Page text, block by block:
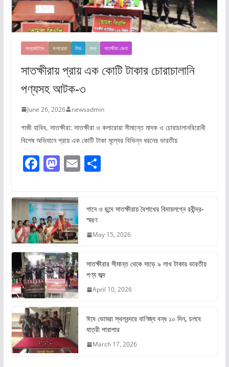
আন্তর্জাতিক কলারোয়া লিড সদর সাতক্ষীরা জেলা
সাতক্ষীরায় প্রায় এক কোটি টাকার চোরাচালানি
পণ্যসহ আটক-৩
June 26, 2026 newsadmin
গাজী হাবিব, সাতক্ষীরা: সাতক্ষীরা ও কলারোয়া সীমান্তে মাদক ও চোরাচালানবিরোধী
বিশেষ অভিযানে প্রায় এক কোটি টাকা মূল্যের বিভিন্ন ধরনের ভারতীয়
F
c
e
b
o
o
k
M
st
o
d
o
n
E S
e
গানে ও ছন্দে সাতক্ষীরায় বৈশাখের বিদায়লগ্নে রবীন্দ্র-
স্মরণ
May 15, 2026
সাতক্ষীরার সীমান্ত থেকে সাড়ে ৯ লাখ টাকার ভারতীয়
পণ্য জব্দ
April 10, 2026
ঈদে ভোমরা স্থলবন্দরে বাণিজ্য বন্ধ ১০ দিন, চলবে
যাত্রী পারাপার
March 17, 2026